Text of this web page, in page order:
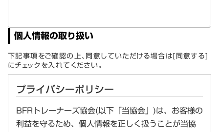
個人情報の取り扱い
下記事項をご確認の上、同意していただける場合は[同意する]
にチェックを入れてください。